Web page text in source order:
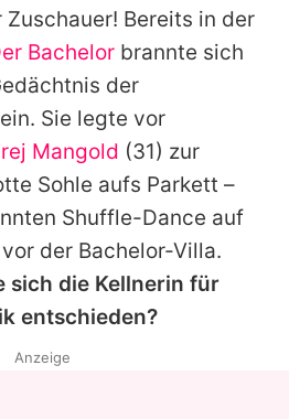
verwalten
Zuschauer! Bereits in der
Bachelor brannte sich
der
Sie legte vor
Mangold (31) zur
Sohle aufs Parkett –
Shuffle-Dance auf
der Bachelor-Villa.
sich die Kellnerin für
entschieden?
Anzeige